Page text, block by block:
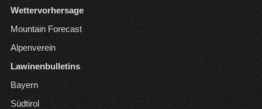
Wettervorhersage
Mountain Forecast
Alpenverein
Lawinenbulletins
Bayern
Südtirol